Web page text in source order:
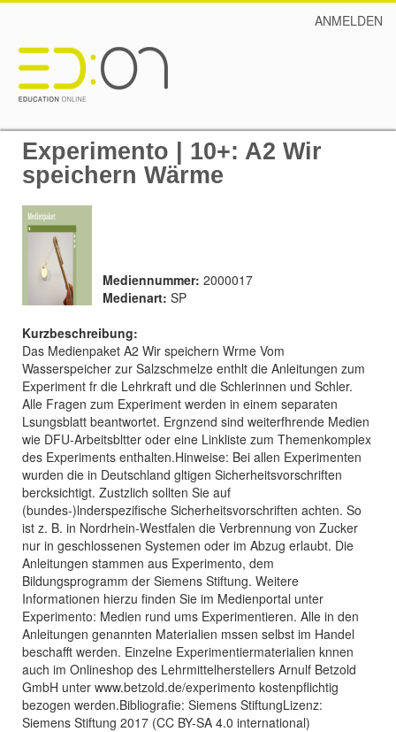
ANMELDEN
Experimento | 10+: A2 Wir
speichern Wärme
Mediennummer: 2000017
Medienart: SP
Kurzbeschreibung:
Das Medienpaket A2 Wir speichern Wrme Vom
Wasserspeicher zur Salzschmelze enthlt die Anleitungen zum
Experiment fr die Lehrkraft und die Schlerinnen und Schler.
Alle Fragen zum Experiment werden in einem separaten
Lsungsblatt beantwortet. Ergnzend sind weiterfhrende Medien
wie DFU-Arbeitsbltter oder eine Linkliste zum Themenkomplex
des Experiments enthalten.Hinweise: Bei allen Experimenten
wurden die in Deutschland gltigen Sicherheitsvorschriften
bercksichtigt. Zustzlich sollten Sie auf
(bundes-)lnderspezifische Sicherheitsvorschriften achten. So
ist z. B. in Nordrhein-Westfalen die Verbrennung von Zucker
nur in geschlossenen Systemen oder im Abzug erlaubt. Die
Anleitungen stammen aus Experimento, dem
Bildungsprogramm der Siemens Stiftung. Weitere
Informationen hierzu finden Sie im Medienportal unter
Experimento: Medien rund ums Experimentieren. Alle in den
Anleitungen genannten Materialien mssen selbst im Handel
beschafft werden. Einzelne Experimentiermaterialien knnen
auch im Onlineshop des Lehrmittelherstellers Arnulf Betzold
GmbH unter www.betzold.de/experimento kostenpflichtig
bezogen werden.Bibliografie: Siemens StiftungLizenz:
Siemens Stiftung 2017 (CC BY-SA 4.0 international)